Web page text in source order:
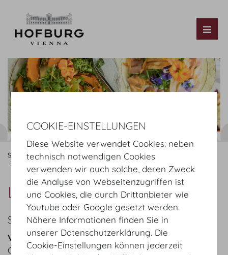
Startseite Organisieren Catering MOTTO
Lunch Buffet Light
Lunch Buffet Light
SOMMER
Vorspeisen
Orientalischer Couscous Salat | Minze | Sultaninen |
COOKIE-EINSTELLUNGEN
Diese Website verwendet Cookies: neben
technisch notwendigen Cookies
verwenden wir auch solche, deren Zweck
die Analyse von Webseitenzugriffen ist
und Cookies, die durch Drittanbieter wie
Youtube oder Google gesetzt werden.
Nähere Informationen finden Sie in
unserer Datenschutzerklärung. Die
Cookie-Einstellungen können jederzeit